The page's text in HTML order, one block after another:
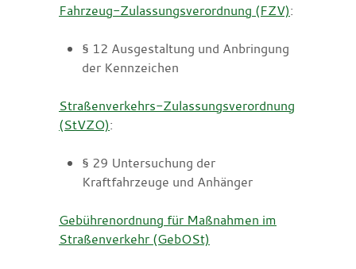
Fahrzeug-Zulassungsverordnung (FZV):
§ 12 Ausgestaltung und Anbringung
der Kennzeichen
Straßenverkehrs-Zulassungsverordnung
(StVZO):
§ 29 Untersuchung der
Kraftfahrzeuge und Anhänger
Gebührenordnung für Maßnahmen im
Straßenverkehr (GebOSt)